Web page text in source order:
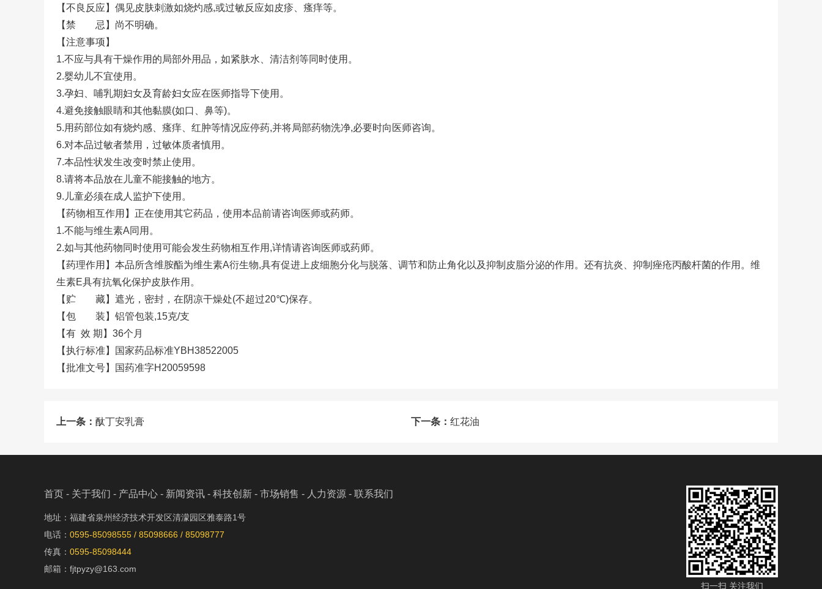
【不良反应】偶见皮肤刺激如烧灼感,或过敏反应如皮疹、瘙痒等。
【禁 忌】尚不明确。
【注意事项】
1.不应与具有干燥作用的局部外用品，如紧肤水、清洁剂等同时使用。
2.婴幼儿不宜使用。
3.孕妇、哺乳期妇女及育龄妇女应在医师指导下使用。
4.避免接触眼睛和其他黏膜(如口、鼻等)。
5.用药部位如有烧灼感、瘙痒、红肿等情况应停药,并将局部药物洗净,必要时向医师咨询。
6.对本品过敏者禁用，过敏体质者慎用。
7.本品性状发生改变时禁止使用。
8.请将本品放在儿童不能接触的地方。
9.儿童必须在成人监护下使用。
【药物相互作用】正在使用其它药品，使用本品前请咨询医师或药师。
1.不能与维生素A同用。
2.如与其他药物同时使用可能会发生药物相互作用,详情请咨询医师或药师。
【药理作用】本品所含维胺酯为维生素A衍生物,具有促进上皮细胞分化与脱落、调节和防止角化以及抑制皮脂分泌的作用。还有抗炎、抑制痤疮丙酸杆菌的作用。维
生素E具有抗氧化保护皮肤作用。
【贮 藏】遮光，密封，在阴凉干燥处(不超过20℃)保存。
【包 装】铝管包装,15克/支
【有 效 期】36个月
【执行标准】国家药品标准YBH38522005
【批准文号】国药准字H20059598
上一条： 酞丁安乳膏 下一条： 红花油
首页 - 关于我们 - 产品中心 - 新闻资讯 - 科技创新 - 市场销售 - 人力资源 - 联系我们
地址：福建省泉州经济技术开发区清濛园区雅泰路1号
电话： 0595-85098555 / 85098666 / 85098777
传真： 0595-85098444
邮箱：fjtpyzy@163.com
扫一扫 关注我们